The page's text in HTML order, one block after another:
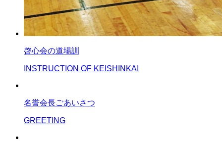
啓心会の道場訓
INSTRUCTION OF KEISHINKAI
名誉会長ごあいさつ
GREETING